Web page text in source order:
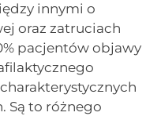
innymi o
oraz zatruciach
pacjentów objawy
Są to różnego